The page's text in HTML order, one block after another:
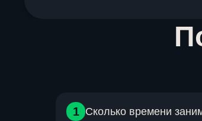
1 Сколько времени